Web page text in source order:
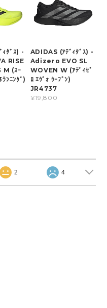
ｨﾀﾞｽ) -
RISE
M (ｽｰ
ﾗﾝﾆﾝｸﾞ)
ADIDAS (ｱﾃﾞｨﾀﾞｽ) -
Adizero EVO SL
WOVEN W (ｱﾃﾞｨｾﾞ
ﾛ ｴｳﾞｫ ｳｰﾌﾞﾝ)
JR4737
¥19,800
2 4